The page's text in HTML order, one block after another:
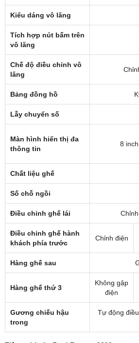
Kiểu dáng vô lăng
Tích hợp nút bấm trên
vô lăng
Chế độ điều chỉnh vô
lăng
Bảng đồng hồ
Lẫy chuyển số
Màn hình hiển thị đa
thông tin
8 inch
Chất liệu ghế
Số chỗ ngồi
Điều chỉnh ghế lái
Điều chỉnh ghế hành
khách phía trước
Chỉnh điện
Hàng ghế sau
Hàng ghế thứ 3
Không gập
điện
Gương chiếu hậu
trong
Tự động